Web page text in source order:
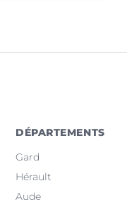
DÉPARTEMENTS
Gard
Hérault
Aude